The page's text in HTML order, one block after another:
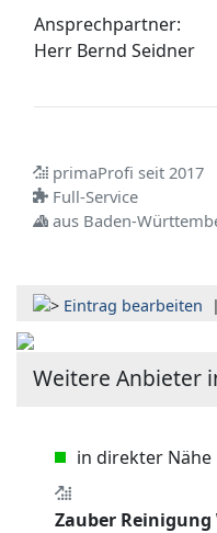
Ansprechpartner:
Herr Bernd Seidner
primaProfi seit 2017
Full-Service
aus Baden-
Eintrag bearbeiten |
Weitere Anbieter
in direkter Nähe
Zauber